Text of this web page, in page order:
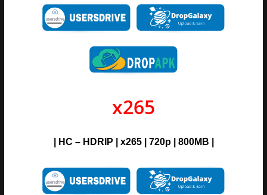
x265
| HC – HDRIP | x265 | 720p | 800MB |